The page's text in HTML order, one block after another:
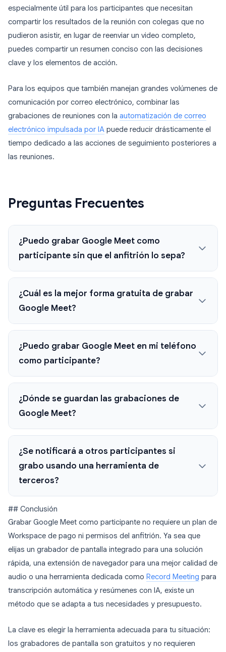
especialmente útil para los participantes que necesitan
compartir los resultados de la reunión con colegas que no
pudieron asistir, en lugar de reenviar un video completo,
puedes compartir un resumen conciso con las decisiones
clave y los elementos de acción.
Para los equipos que también manejan grandes volúmenes de
comunicación por correo electrónico, combinar las
grabaciones de reuniones con la automatización de correo
electrónico impulsada por IA puede reducir drásticamente el
tiempo dedicado a las acciones de seguimiento posteriores a
las reuniones.
Preguntas Frecuentes
¿Puedo grabar Google Meet como
participante sin que el anfitrión lo sepa?
¿Cuál es la mejor forma gratuita de grabar
Google Meet?
¿Puedo grabar Google Meet en mi teléfono
como participante?
¿Dónde se guardan las grabaciones de
Google Meet?
¿Se notificará a otros participantes si
grabo usando una herramienta de
terceros?
## Conclusión
Grabar Google Meet como participante no requiere un plan de
Workspace de pago ni permisos del anfitrión. Ya sea que
elijas un grabador de pantalla integrado para una solución
rápida, una extensión de navegador para una mejor calidad de
audio o una herramienta dedicada como Record Meeting para
transcripción automática y resúmenes con IA, existe un
método que se adapta a tus necesidades y presupuesto.
La clave es elegir la herramienta adecuada para tu situación:
los grabadores de pantalla son gratuitos y no requieren